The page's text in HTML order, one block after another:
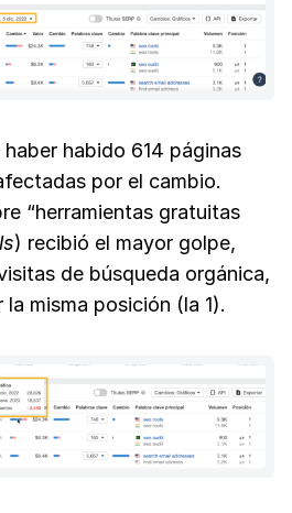
habido 614 páginas
por el cambio.
“herramientas gratuitas
) recibió el mayor golpe,
de búsqueda orgánica,
misma posición (la 1).